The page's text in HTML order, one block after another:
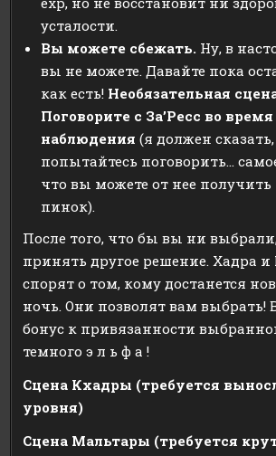
усталости.
Вы можете сбежать. Ну, в
вы не можете. Давайте пока
как есть! Необязательная
Поговорите с За’Ресс во время
наблюдения(я должен сказать,
попытайтесь поговорить…
что вы можете от нее получить
пинок).
После того, что бы вы ни
принять другое решение. Хадра
спорят о том, кому достанется
ночь. Они позволят вам выбрать!
бонус к привязанности
темного э л ь ф а !
Сцена Кхадры (требуется
уровня)
Сцена Мальтары (требуется